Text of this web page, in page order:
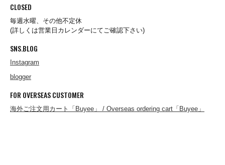
Champion
CHRISTOPHER BROWN
CHURCHILL GLOVE
CLOSED
毎週水曜、その他不定休
(詳しくは営業日カレンダーにてご確認下さい)
SNS.BLOG
Instagram
blogger
FOR OVERSEAS CUSTOMER
海外ご注文用カート「Buyee」 / Overseas ordering cart「Buyee」